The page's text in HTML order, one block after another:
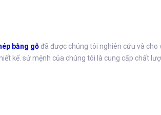
bằng gỗđã được chúng tôi nghiên cứu và
kế. sứ mệnh của chúng tôi là cung cấp chất